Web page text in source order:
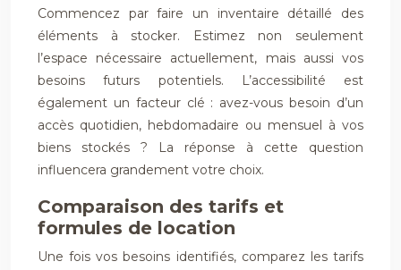
Commencez par faire un inventaire détaillé des
éléments à stocker. Estimez non seulement
l’espace nécessaire actuellement, mais aussi vos
besoins futurs potentiels. L’accessibilité est
également un facteur clé : avez-vous besoin d’un
accès quotidien, hebdomadaire ou mensuel à vos
biens stockés ? La réponse à cette question
influencera grandement votre choix.
Comparaison des tarifs et
formules de location
Une fois vos besoins identifiés, comparez les tarifs